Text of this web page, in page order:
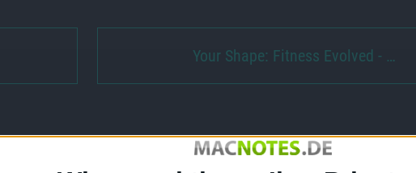
Your Shape: Fitness Evolved - …